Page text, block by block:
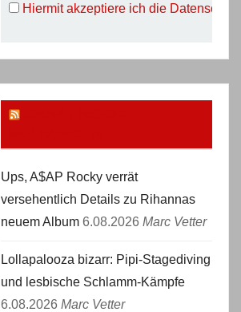
Hiermit akzeptiere ich die
Ups, A$AP Rocky verrät
versehentlich Details zu Rihannas
neuem Album 6.08.2026 Marc Vetter
Lollapalooza bizarr: Pipi-Stagediving
und lesbische Schlamm-Kämpfe
6.08.2026 Marc Vetter